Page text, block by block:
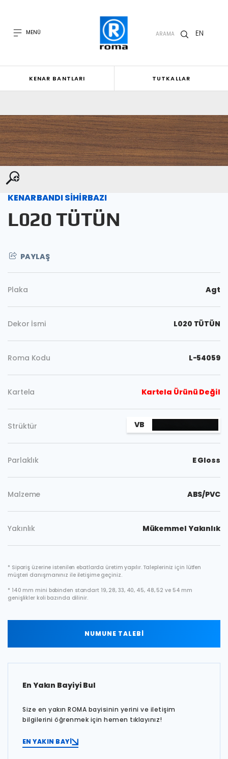
MENÜ ARAMA EN
KENAR BANTLARI TUTKALLAR
KENARBANDI SİHİRBAZI
L020 TÜTÜN
PAYLAŞ
Plaka Agt
Dekor İsmi L020 TÜTÜN
Roma Kodu L-54059
Kartela Kartela Ürünü Değil
Strüktür VB
Parlaklık E Gloss
Malzeme ABS/PVC
Yakınlık Mükemmel Yakınlık
* Sipariş üzerine istenilen ebatlarda üretim yapılır. Talepleriniz için lütfen
müşteri danışmanınız ile iletişime geçiniz.
* 140 mm mini bobinden standart 19, 28, 33, 40, 45, 48, 52 ve 54 mm
genişlikler koli bazında dilinir.
NUMUNE TALEBİ
En Yakın Bayiyi Bul
Size en yakın ROMA bayisinin yerini ve iletişim
bilgilerini öğrenmek için hemen tıklayınız!
EN YAKIN BAYİ
Kopyala